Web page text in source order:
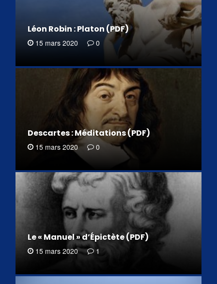
Léon Robin : Platon (PDF)
15 mars 2020 0
Descartes : Méditations (PDF)
15 mars 2020 0
Le « Manuel » d’Épictète (PDF)
15 mars 2020 1